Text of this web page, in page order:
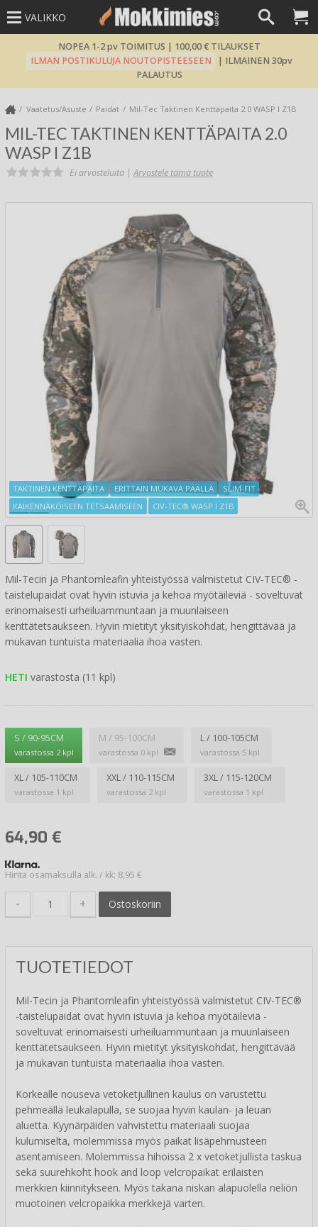
VALIKKO
NOPEA 1-2 pv TOIMITUS | 100,00 € TILAUKSET
ILMAN POSTIKULUJA NOUTOPISTEESEEN
| ILMAINEN 30pv
PALAUTUS
Vaatetus/Asuste Paidat Mil-Tec Taktinen Kenttäpaita 2.0 WASP I Z1B
MIL-TEC TAKTINEN KENTTÄPAITA 2.0
WASP I Z1B
Ei arvosteluita |Arvostele tämä tuote
TAKTINEN KENTTÄPAITA ERITTÄIN MUKAVA PÄÄLLÄ
SLIM-FIT
KAIKENNÄKÖISEEN TETSAAMISEEN
CIV-TEC® WASP I Z1B
Mil-Tecin ja Phantomleafin yhteistyössä valmistetut CIV-TEC® -
taistelupaidat ovat hyvin istuvia ja kehoa myötäileviä - soveltuvat
erinomaisesti urheiluammuntaan ja muunlaiseen
kenttätetsaukseen. Hyvin mietityt yksityiskohdat, hengittävää ja
mukavan tuntuista materiaalia ihoa vasten.
HETI varastosta (11 kpl)
S / 90-95CM
varastossa 2 kpl
M / 95-100CM
varastossa 0 kpl
L / 100-105CM
varastossa 5 kpl
XL / 105-110CM
varastossa 1 kpl
XXL / 110-115CM
varastossa 2 kpl
3XL / 115-120CM
varastossa 1 kpl
64,90 €
Hinta osamaksulla alk. / kk: 8,95 €
- + Ostoskoriin
TUOTETIEDOT
Mil-Tecin ja Phantomleafin yhteistyössä valmistetut CIV-TEC®
-taistelupaidat ovat hyvin istuvia ja kehoa myötäileviä -
soveltuvat erinomaisesti urheiluammuntaan ja muunlaiseen
kenttätetsaukseen. Hyvin mietityt yksityiskohdat, hengittävää
ja mukavan tuntuista materiaalia ihoa vasten.
Korkealle nouseva vetoketjullinen kaulus on varustettu
pehmeällä leukalapulla, se suojaa hyvin kaulan- ja leuan
aluetta. Kyynärpäiden vahvistettu materiaali suojaa
kulumiselta, molemmissa myös paikat lisäpehmusteen
asentamiseen. Molemmissa hihoissa 2 x vetoketjullista taskua
sekä suurehkoht hook and loop velcropaikat erilaisten
merkkien kiinnitykseen. Myös takana niskan alapuolella neliön
muotoinen velcropaikka merkkejä varten.